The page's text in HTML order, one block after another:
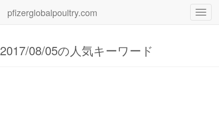
pfizerglobalpoultry.com
2017/08/05の人気キーワード